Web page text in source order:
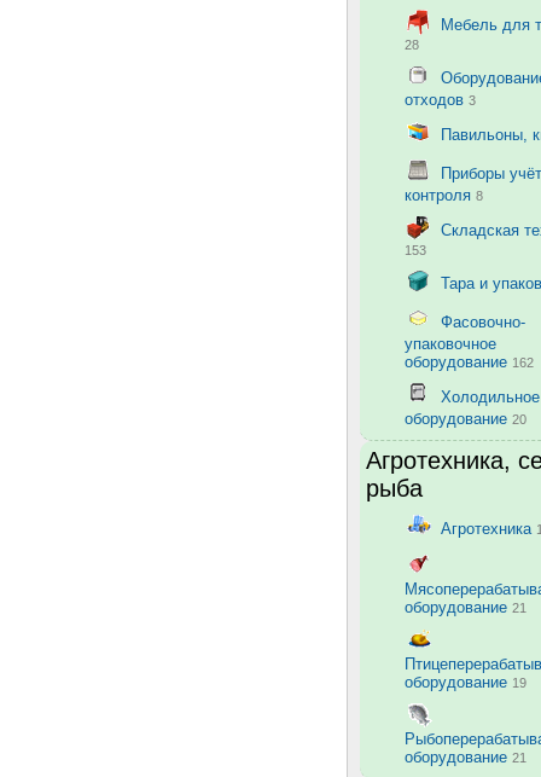
Мебель для
28
отходов 3
Павильоны,
Приборы
контроля 8
Складская
153
Тара и
Фасовочно-
упаковочное
оборудование 162
Холодильное
оборудование 20
Агротехника,
рыба
Агротехника
оборудование 21
оборудование 19
оборудование 21